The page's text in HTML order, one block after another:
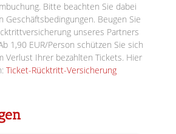
Bitte beachten Sie dabei
Geschäftsbedingungen. Beugen Sie
unseres Partners
1,90 EUR/Person schützen Sie sich
Verlust Ihrer bezahlten Tickets. Hier
Ticket-Rücktritt-Versicherung